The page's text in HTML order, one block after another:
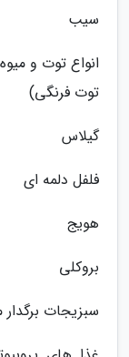
سیب
انواع توت و
توت فرنگی)
گیلاس
فلفل دلمه ای
هویج
بروکلی
سبزیجات برگدار